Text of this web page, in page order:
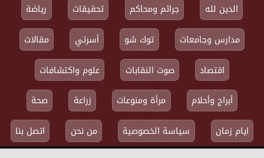
الدين لله
جرائم ومحاكم تحقيقات
رياضة
مدارس وجامعات
توك شو أسرتي
مقالات
اقتصاد
صوت النقابات
علوم واكتشافات
أبراج وأحلام
مرأة ومنوعات زراعة
صحة
ايام زمان
سياسة الخصوصية من نحن اتصل بنا